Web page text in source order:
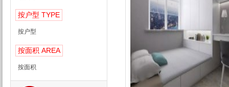
按户型 TYPE
按户型
按面积 AREA
按面积